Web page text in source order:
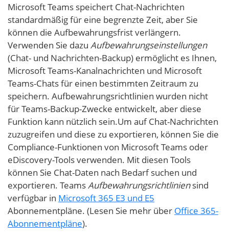
Microsoft Teams speichert Chat-Nachrichten
standardmäßig für eine begrenzte Zeit, aber Sie
können die Aufbewahrungsfrist verlängern.
Verwenden Sie dazu Aufbewahrungseinstellungen
(Chat- und Nachrichten-Backup) ermöglicht es Ihnen,
Microsoft Teams-Kanalnachrichten und Microsoft
Teams-Chats für einen bestimmten Zeitraum zu
speichern. Aufbewahrungsrichtlinien wurden nicht
für Teams-Backup-Zwecke entwickelt, aber diese
Funktion kann nützlich sein.Um auf Chat-Nachrichten
zuzugreifen und diese zu exportieren, können Sie die
Compliance-Funktionen von Microsoft Teams oder
eDiscovery-Tools verwenden. Mit diesen Tools
können Sie Chat-Daten nach Bedarf suchen und
exportieren. Teams Aufbewahrungsrichtliniensind
verfügbar in Microsoft 365 E3 und E5
Abonnementpläne. (Lesen Sie mehr über Office 365-
Abonnementpläne).